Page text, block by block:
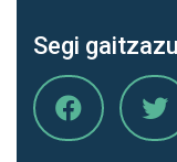
Segi gaitzazu